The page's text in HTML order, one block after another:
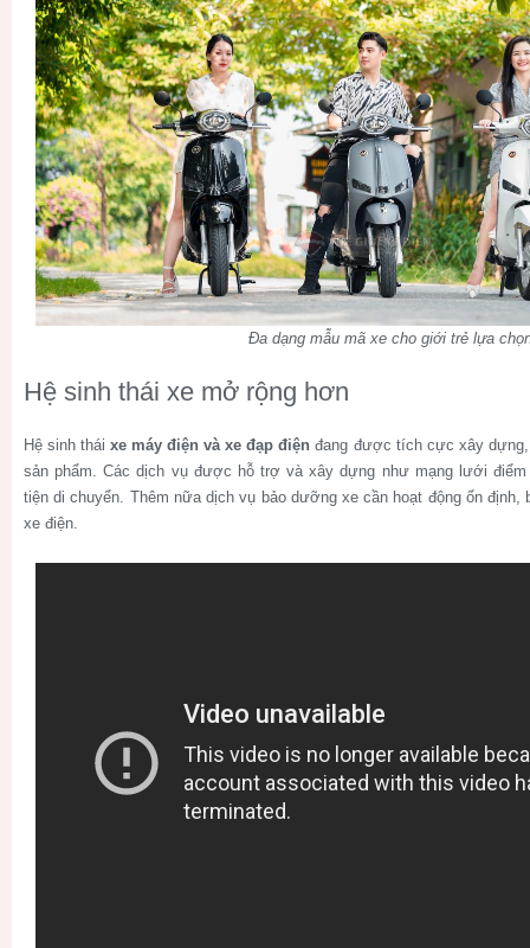
Đa dạng mẫu mã xe cho giới trẻ lựa
Hệ sinh thái xe mở rộng hơn
Hệ sinh tháixe máy điện và xe đạp điện đang được tích cực xây
sản phẩm. Các dịch vụ được hỗ trợ và xây dựng như mạng lưới
tiện di chuyển. Thêm nữa dịch vụ bảo dưỡng xe cần hoạt động ổn
xe điện.